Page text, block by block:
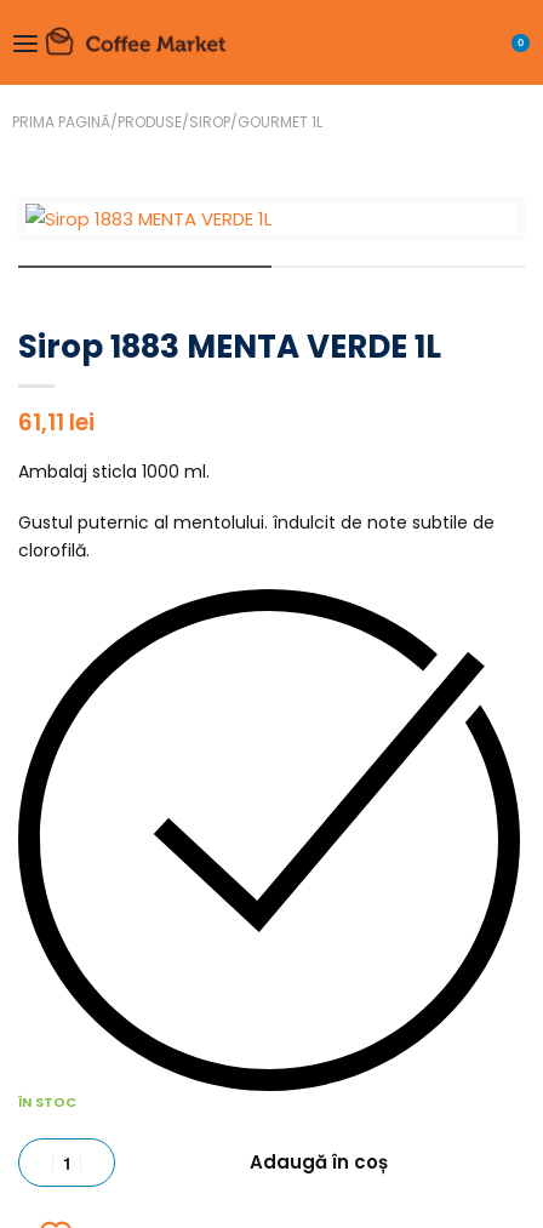
0
PRIMA PAGINĂ/PRODUSE/SIROP/GOURMET 1L
Sirop 1883 MENTA VERDE 1L
61,11 lei
Ambalaj sticla 1000 ml.
Gustul puternic al mentolului. îndulcit de note subtile de
clorofilă.
ÎN STOC
Adaugă în coș